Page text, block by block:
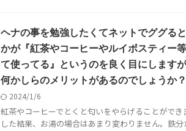
ヘナの事を勉強したくてネットでググる
かが『紅茶やコーヒーやルイボスティー
て使ってる』というのを良く目にします
何かしらのメリットがあるのでしょうか？
2024/1/6
紅茶やコーヒーでとくと匂いをやらげることがで
した結果、お湯の場合はあまり変わりません。鉄